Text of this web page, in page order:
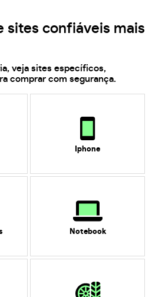
sites confiáveis mais
veja sites específicos,
comprar com segurança.
Iphone
Notebook